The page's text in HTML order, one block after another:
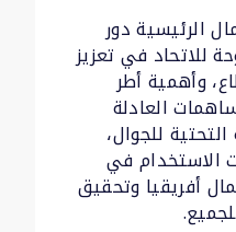
الرئيسية دور
للاتحاد في تعزيز
وأهمية أطر
العادلة
للجوال،
الاستخدام في
أفريقيا وتحقيق